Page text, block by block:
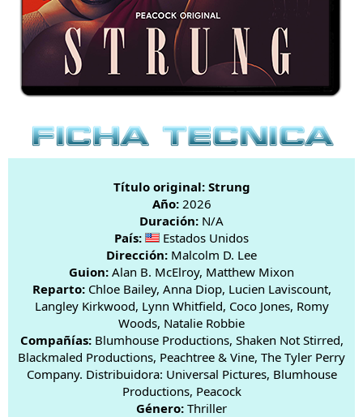
Título original: Strung
Año:2026
Duración: N/A
País:
Estados Unidos
Dirección: Malcolm D. Lee
Guion: Alan B. McElroy, Matthew Mixon
Reparto:Chloe Bailey, Anna Diop, Lucien Laviscount,
Langley Kirkwood, Lynn Whitfield, Coco Jones, Romy
Woods, Natalie Robbie
Compañías:Blumhouse Productions, Shaken Not Stirred,
Blackmaled Productions, Peachtree & Vine, The Tyler Perry
Company. Distribuidora: Universal Pictures, Blumhouse
Productions, Peacock
Género: Thriller